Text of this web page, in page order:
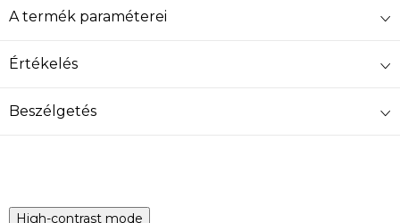
A termék paraméterei
Értékelés
Beszélgetés
High-contrast mode